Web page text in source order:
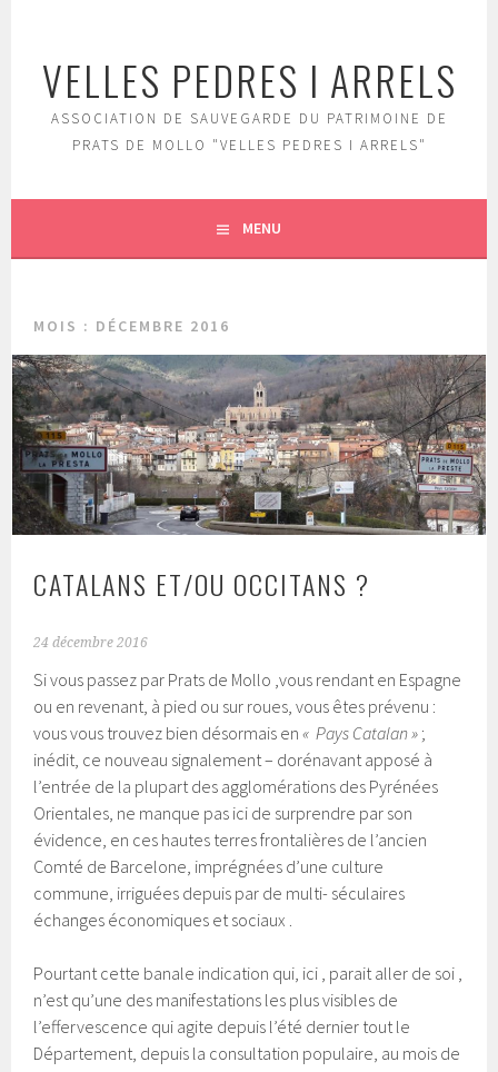
contenu
principal
VELLES PEDRES I ARRELS
ASSOCIATION DE SAUVEGARDE DU PATRIMOINE DE
PRATS DE MOLLO "VELLES PEDRES I ARRELS"
MENU
MOIS : DÉCEMBRE 2016
CATALANS ET/OU OCCITANS ?
24 décembre 2016
Si vous passez par Prats de Mollo ,vous rendant en Espagne
ou en revenant, à pied ou sur roues, vous êtes prévenu :
vous vous trouvez bien désormais en« Pays Catalan » ;
inédit, ce nouveau signalement – dorénavant apposé à
l’entrée de la plupart des agglomérations des Pyrénées
Orientales, ne manque pas ici de surprendre par son
évidence, en ces hautes terres frontalières de l’ancien
Comté de Barcelone, imprégnées d’une culture
commune, irriguées depuis par de multi- séculaires
échanges économiques et sociaux .
Pourtant cette banale indication qui, ici , parait aller de soi ,
n’est qu’une des manifestations les plus visibles de
l’effervescence qui agite depuis l’été dernier tout le
Département, depuis la consultation populaire, au mois de